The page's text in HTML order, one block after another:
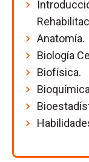
Anatomía.
Biología
Biofísica.